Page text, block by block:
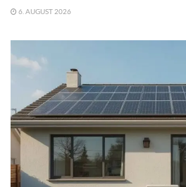
6. AUGUST 2026